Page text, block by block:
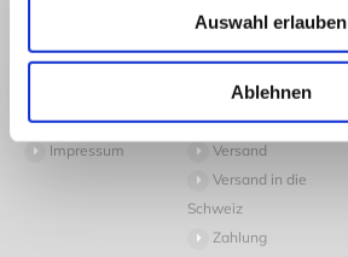
Auswahl erlauben
Ablehnen
AGB
Widerruf
Impressum
Kundendienst
Rückversand
Volumengewicht
Häufige Fragen
Versand
Versand in die
Schweiz
Zahlung